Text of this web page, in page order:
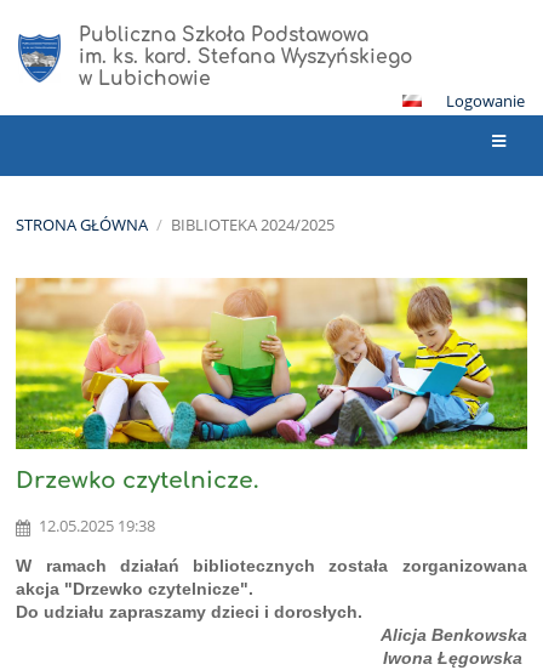
Publiczna Szkoła Podstawowa
im. ks. kard. Stefana Wyszyńskiego
w Lubichowie
Logowanie
STRONA GŁÓWNA / BIBLIOTEKA 2024/2025
Biblioteka
2024/2025
Drzewko czytelnicze.
12.05.2025 19:38
W ramach działań bibliotecznych została zorganizowana
akcja "Drzewko czytelnicze".
Do udziału zapraszamy dzieci i dorosłych.
Alicja Benkowska
Iwona Łęgowska